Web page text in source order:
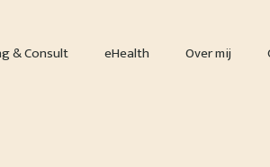
& Consult eHealth Over mij